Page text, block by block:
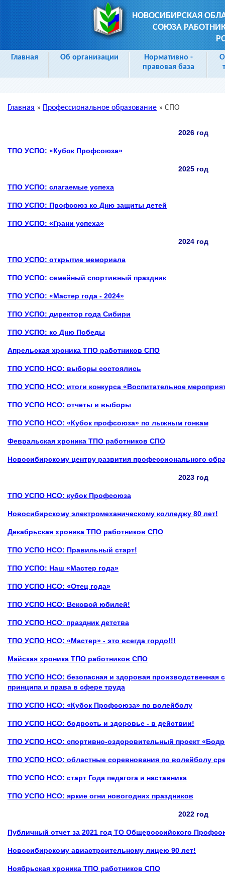
НОВОСИБИРСКАЯ
СОЮЗА
Главная Об организации
Нормативно -
правовая база
Главная » Профессиональное образование » СПО
2026 год
ТПО УСПО: «Кубок Профсоюза»
2025 год
ТПО УСПО: слагаемые успеха
ТПО УСПО: Профсоюз ко Дню защиты детей
ТПО УСПО: «Грани успеха»
2024 год
ТПО УСПО: открытие мемориала
ТПО УСПО: семейный спортивный праздник
ТПО УСПО: «Мастер года - 2024»
ТПО УСПО: директор года Сибири
ТПО УСПО: ко Дню Победы
Апрельская хроника ТПО работников СПО
ТПО УСПО НСО: выборы состоялись
ТПО УСПО НСО: итоги конкурса «Воспитательное
ТПО УСПО НСО: отчеты и выборы
ТПО УСПО НСО: «Кубок профсоюза» по лыжным гонкам
Февральская хроника ТПО работников СПО
Новосибирскому центру развития профессионального
2023 год
ТПО УСПО НСО: кубок Профсоюза
Новосибирскому электромеханическому колледжу 80 лет!
Декабрьская хроника ТПО работников СПО
ТПО УСПО НСО: Правильный старт!
ТПО УСПО: Наш «Мастер года»
ТПО УСПО НСО: «Отец года»
ТПО УСПО НСО: Вековой юбилей!
ТПО УСПО НСО: праздник детства
ТПО УСПО НСО: «Мастер» - это всегда гордо!!!
Майская хроника ТПО работников СПО
ТПО УСПО НСО: безопасная и здоровая производственная
принципа и права в сфере труда
ТПО УСПО НСО: «Кубок Профсоюза» по волейболу
ТПО УСПО НСО: бодрость и здоровье - в действии!
ТПО УСПО НСО: спортивно-оздоровительный проект
ТПО УСПО НСО: областные соревнования по волейболу
ТПО УСПО НСО: старт Года педагога и наставника
ТПО УСПО НСО: яркие огни новогодних праздников
2022 год
Публичный отчет за 2021 год ТО Общероссийского
Новосибирскому авиастроительному лицею 90 лет!
Ноябрьская хроника ТПО работников СПО